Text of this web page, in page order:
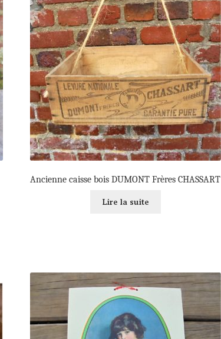
Ancienne caisse bois DUMONT Frères CHASSART
Lire la suite